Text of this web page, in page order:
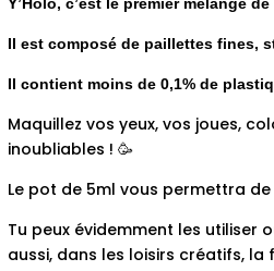
Il est composé de paillettes fines,
Il contient moins de 0,1% de
Maquillez vos yeux, vos joues,
inoubliables ! 🥳
Le pot de 5ml vous permettra
Tu peux évidemment les utiliser
aussi, dans les loisirs créatifs, la